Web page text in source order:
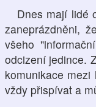
Dnes mají lidé
zaneprázdněni,
všeho
odcizení jedince.
komunikace
vždy přispívat a